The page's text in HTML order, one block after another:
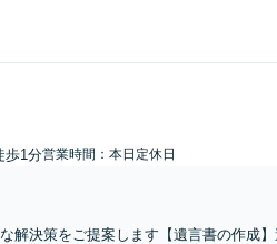
歩1分営業時間：本日定休日
解決策をご提案します【遺言書の作成